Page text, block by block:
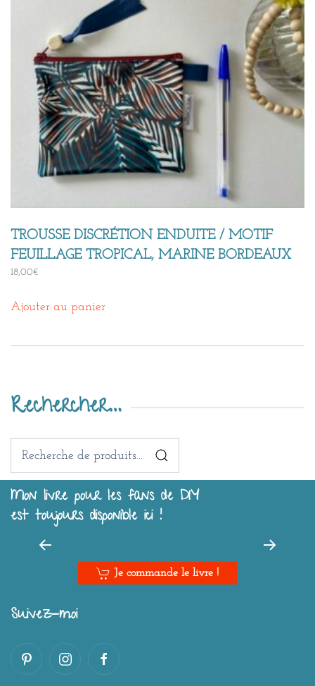
TROUSSE DISCRÉTION ENDUITE / MOTIF
FEUILLAGE TROPICAL, MARINE BORDEAUX
18,00€
Ajouter au panier
Rechercher…
Recherche
Mon livre pour les fans de DIY
est toujours disponible ici !
Je commande le livre !
Suivez-moi